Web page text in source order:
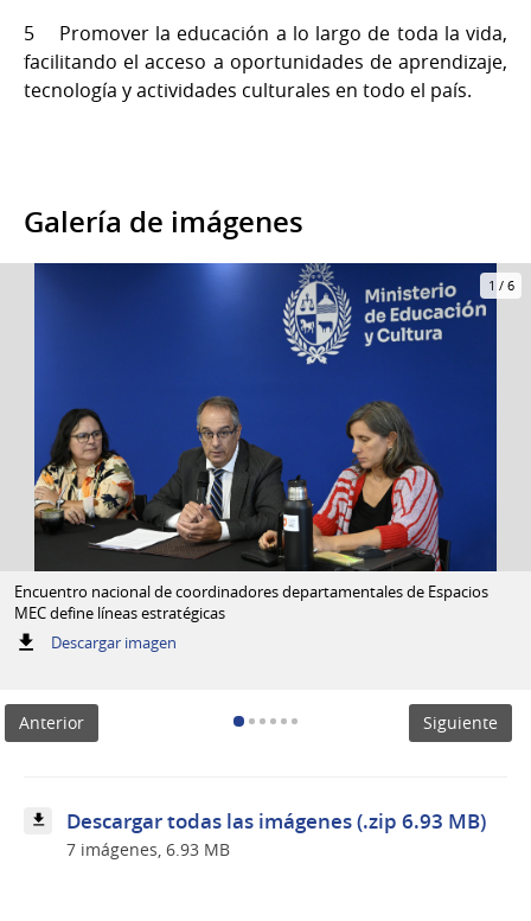
5 Promover la educación a lo largo de toda la vida,
facilitando el acceso a oportunidades de aprendizaje,
tecnología y actividades culturales en todo el país.
Galería de imágenes
1 / 6
Encuentro nacional de coordinadores departamentales de Espacios
MEC define líneas estratégicas
Descargar imagen:
coordinadores
MEC
define
líneas
Anterior Siguiente
Descargar todas las imágenes (.zip 6.93 MB)
7 imágenes, 6.93 MB